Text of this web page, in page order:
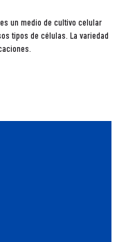
es un medio de cultivo celular
tipos de células. La variedad